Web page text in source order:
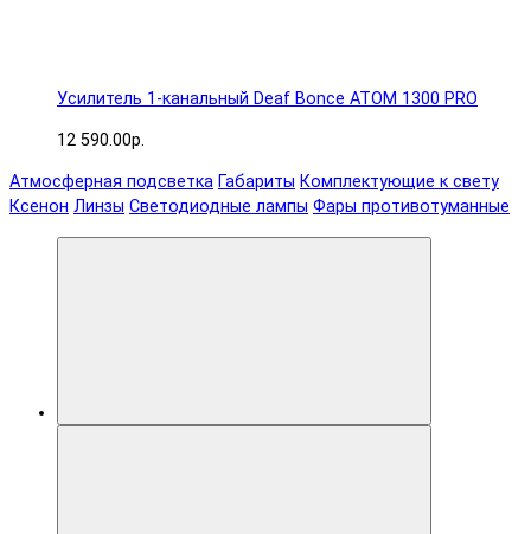
Усилитель 1-канальный Deaf Bonce ATOM 1300 PRO
12 590.00р.
Атмосферная подсветка Габариты Комплектующие к свету
Ксенон Линзы Светодиодные лампы Фары противотуманные